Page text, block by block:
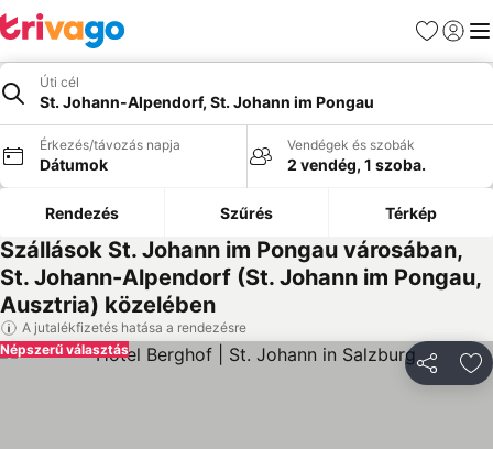
Kedvencek
Úti cél
St. Johann-Alpendorf, St. Johann im Pongau
Érkezés/távozás napja
Dátumok
Vendégek és szobák
2 vendég, 1 szoba.
Rendezés Szűrés Térkép
Szállások St. Johann im Pongau városában,
St. Johann-Alpendorf (St. Johann im Pongau,
Ausztria) közelében
A jutalékfizetés hatása a rendezésre
Népszerű választás